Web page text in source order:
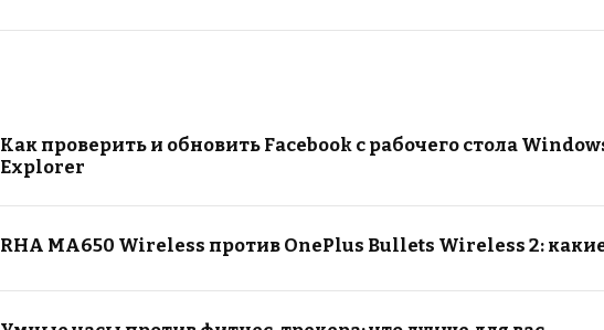
Как проверить и обновить Facebook с рабочего стола
Explorer
RHA MA650 Wireless против OnePlus Bullets Wireless 2: